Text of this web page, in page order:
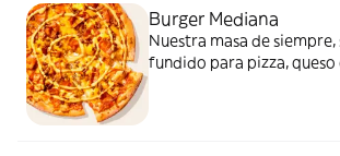
Burger Mediana
Nuestra masa de
fundido para pizza, queso